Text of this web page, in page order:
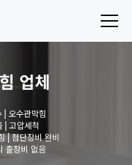
업체
| 오수관막힘
| 고압세척
| 첨단장비 완비
출장비 없음